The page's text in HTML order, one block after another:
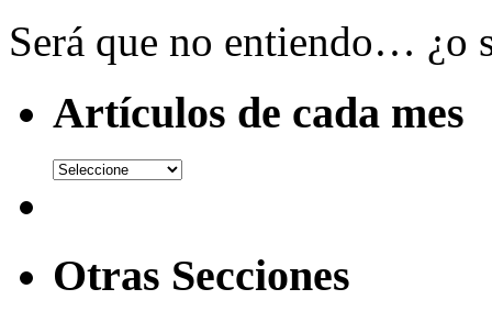
Será que no entiendo… ¿o
Artículos de cada mes
Otras Secciones